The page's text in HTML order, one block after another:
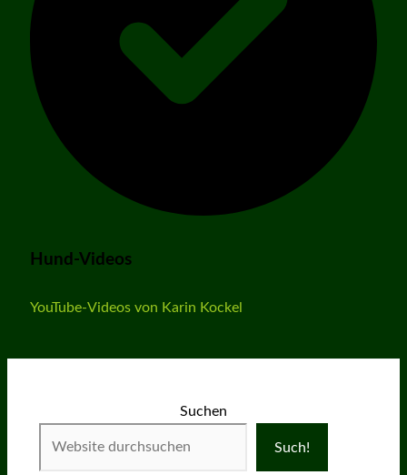
Hund-Videos
YouTube-Videos von Karin Kockel
Suchen
Such!